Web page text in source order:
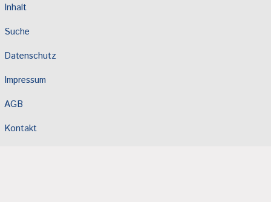
Inhalt
Suche
Datenschutz
Impressum
AGB
Kontakt